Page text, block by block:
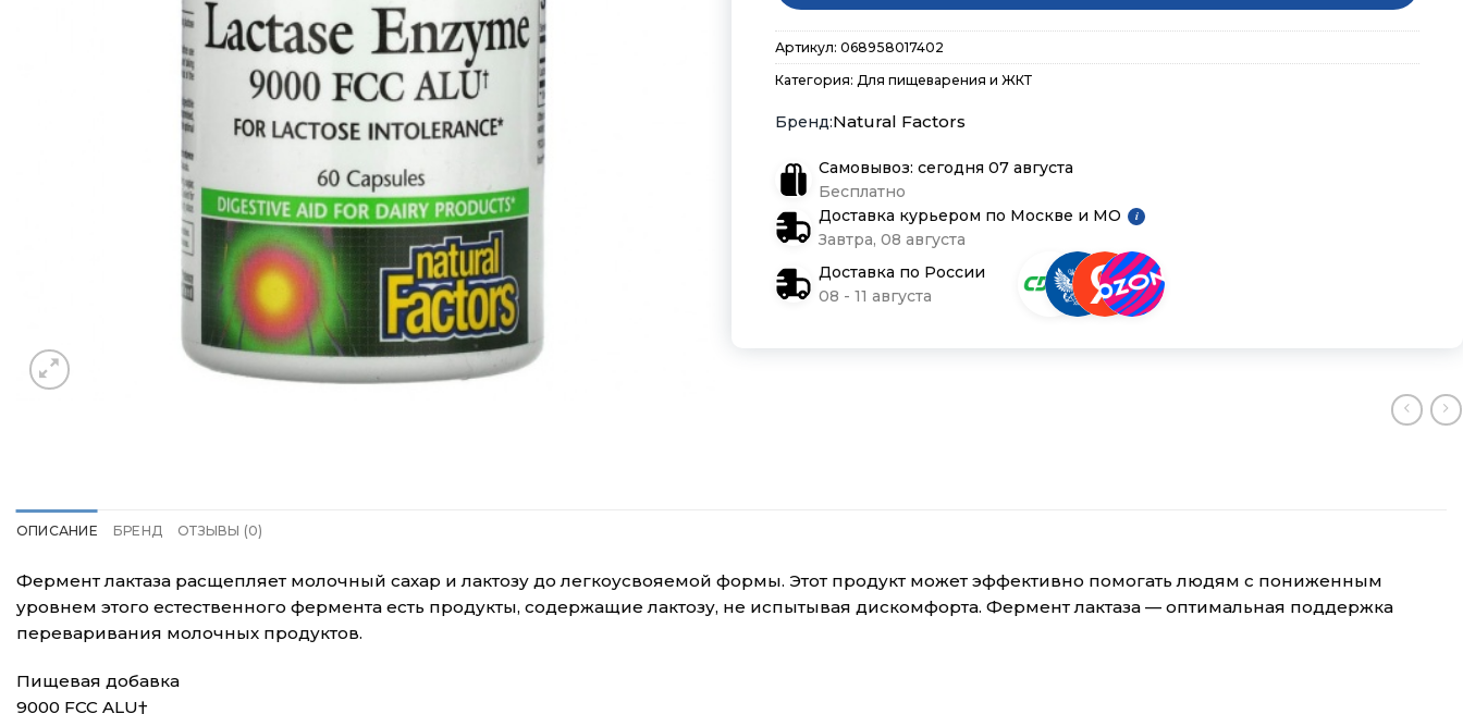
Артикул: 068958017402
Категория: Для пищеварения и ЖКТ
Natural Factors
Самовывоз: сегодня 07 августа
Бесплатно
Доставка курьером по Москве и МО
i
Завтра, 08 августа
Доставка по России
08 - 11 августа
ОПИСАНИЕ БРЕНД ОТЗЫВЫ (0)
Фермент лактаза расщепляет молочный сахар и лактозу до легкоусвояемой формы. Этот продукт может эффективно помогать людям с пониженным
уровнем этого естественного фермента есть продукты, содержащие лактозу, не испытывая дискомфорта. Фермент лактаза — оптимальная поддержка
переваривания молочных продуктов.
Пищевая добавка
9000 FCC ALU†